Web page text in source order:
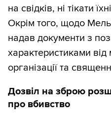
на свідків, ні тікати
Окрім того, щодо
надав документи з
характеристиками від
організації та
Дозвіл на зброю
про вбивство